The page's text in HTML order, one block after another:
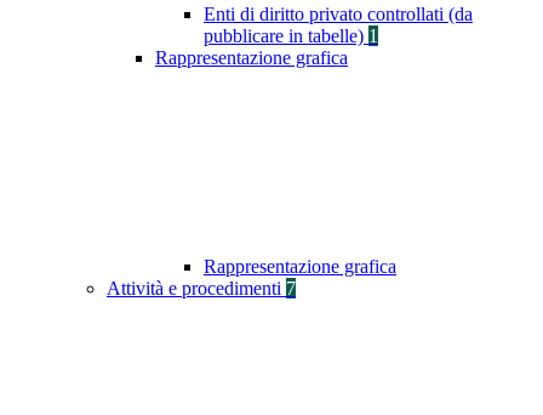
Enti di diritto privato controllati (da
pubblicare in tabelle) 1
Rappresentazione grafica
Rappresentazione grafica
Attività e procedimenti 7